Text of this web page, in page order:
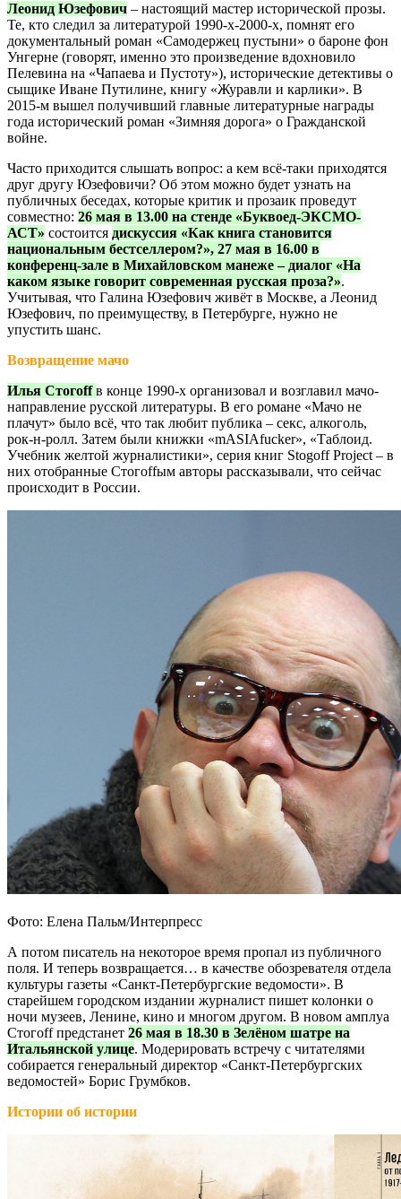
Леонид Юзефович – настоящий мастер исторической прозы.
Те, кто следил за литературой 1990-х-2000-х, помнят его
документальный роман «Самодержец пустыни» о бароне фон
Унгерне (говорят, именно это произведение вдохновило
Пелевина на «Чапаева и Пустоту»), исторические детективы о
сыщике Иване Путилине, книгу «Журавли и карлики». В
2015-м вышел получивший главные литературные награды
года исторический роман «Зимняя дорога» о Гражданской
войне.
Часто приходится слышать вопрос: а кем всё-таки приходятся
друг другу Юзефовичи? Об этом можно будет узнать на
публичных беседах, которые критик и прозаик проведут
совместно: 26 мая в 13.00 на стенде «Буквоед-ЭКСМО-
АСТ» состоится дискуссия «Как книга становится
национальным бестселлером?», 27 мая в 16.00 в
конференц-зале в Михайловском манеже – диалог «На
каком языке говорит современная русская проза?».
Учитывая, что Галина Юзефович живёт в Москве, а Леонид
Юзефович, по преимуществу, в Петербурге, нужно не
упустить шанс.
Возвращение мачо
Илья Стогоffв конце 1990-х организовал и возглавил мачо-
направление русской литературы. В его романе «Мачо не
плачут» было всё, что так любит публика – секс, алкоголь,
рок-н-ролл. Затем были книжки «mASIAfucker», «Таблоид.
Учебник желтой журналистики», серия книг Stogoff Project – в
них отобранные Стогоffым авторы рассказывали, что сейчас
происходит в России.
Фото: Елена Пальм/Интерпресс
А потом писатель на некоторое время пропал из публичного
поля. И теперь возвращается… в качестве обозревателя отдела
культуры газеты «Санкт-Петербургские ведомости». В
старейшем городском издании журналист пишет колонки о
ночи музеев, Ленине, кино и многом другом. В новом амплуа
Стогоff предстанет 26 мая в 18.30 в Зелёном шатре на
Итальянской улице. Модерировать встречу с читателями
собирается генеральный директор «Санкт-Петербургских
ведомостей» Борис Грумбков.
Истории об истории